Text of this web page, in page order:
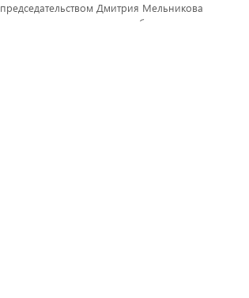
председательством Дмитрия Мельникова
рассмотрен вопрос водоснабжения жилых домов в